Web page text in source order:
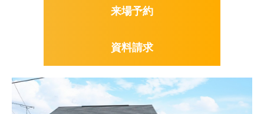
来場予約
資料請求